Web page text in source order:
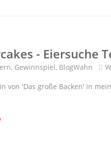
- Eiersuche
, Gewinnspiel, BlogWahn
von 'Das große Backen' in